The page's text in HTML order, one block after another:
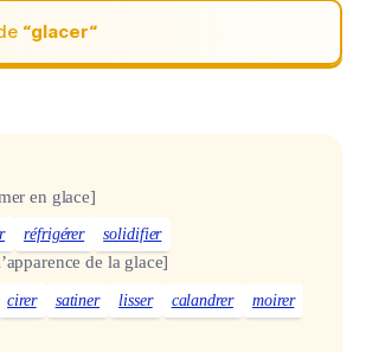
“glacer“
en glace]
réfrigérer solidifier
de la glace]
cirer satiner lisser calandrer
moirer